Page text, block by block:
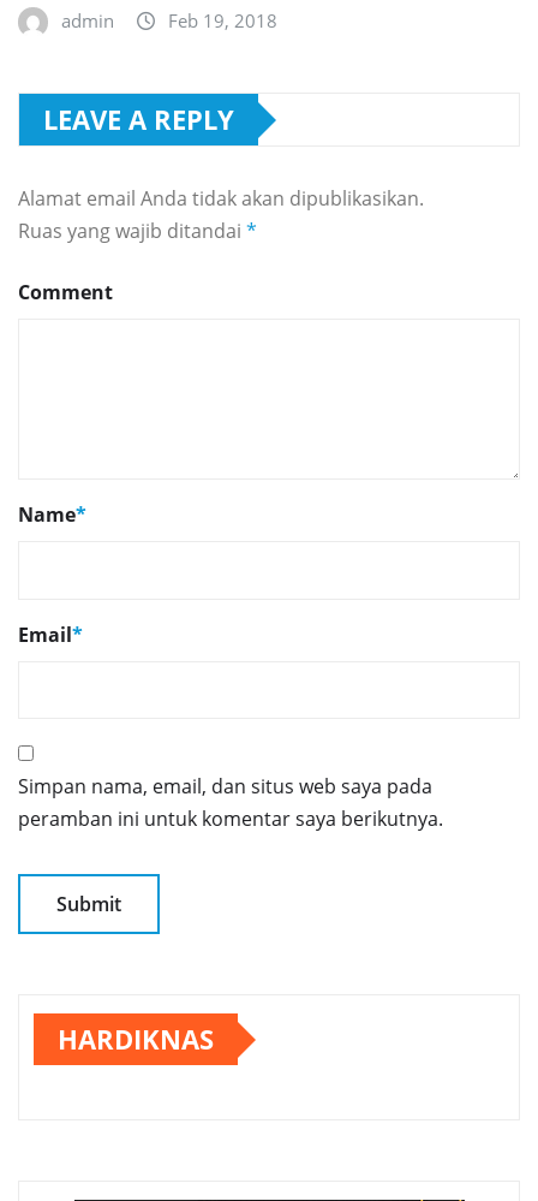
admin Feb 19, 2018
LEAVE A REPLY
Alamat email Anda tidak akan dipublikasikan.
Ruas yang wajib ditandai *
Comment
Name*
Email*
Simpan nama, email, dan situs web saya pada
peramban ini untuk komentar saya berikutnya.
HARDIKNAS